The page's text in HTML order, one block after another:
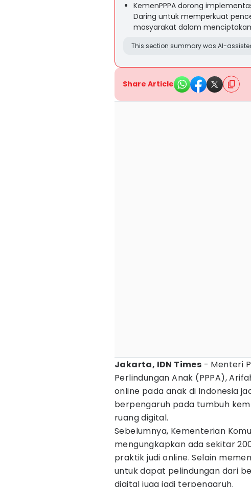
KemenPPPA dorong
Daring untuk memperkuat
masyarakat dalam
This section summary was AI-
Share Article
Jakarta, IDN Times - Menteri
Perlindungan Anak (PPPA),
online pada anak di Indonesia
berpengaruh pada tumbuh
ruang digital.
Sebelumnya, Kementerian
mengungkapkan ada sekitar
praktik judi online. Selain
untuk dapat pelindungan dari
digital juga jadi terpengaruh.